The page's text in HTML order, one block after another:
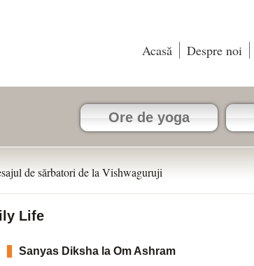
Acasă Despre noi
Ore de yoga
de sărbatori de la Vishwaguruji
Life
Sanyas Diksha la Om Ashram